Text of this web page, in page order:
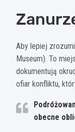
Aby lepiej
Museum). To
dokumentują
ofiar konfliktu,
obecne